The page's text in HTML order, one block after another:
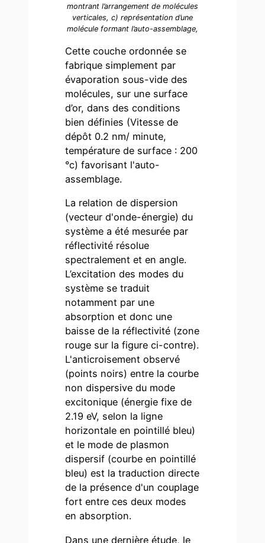
montrant l’arrangement de molécules
verticales, c) représentation d’une
molécule formant l’auto-assemblage,
Cette couche ordonnée se
fabrique simplement par
évaporation sous-vide des
molécules, sur une surface
d’or, dans des conditions
bien définies (Vitesse de
dépôt 0.2 nm/ minute,
température de surface : 200
°c) favorisant l'auto-
assemblage.
La relation de dispersion
(vecteur d'onde-énergie) du
système a été mesurée par
réflectivité résolue
spectralement et en angle.
L’excitation des modes du
système se traduit
notamment par une
absorption et donc une
baisse de la réflectivité (zone
rouge sur la figure ci-contre).
L'anticroisement observé
(points noirs) entre la courbe
non dispersive du mode
excitonique (énergie fixe de
2.19 eV, selon la ligne
horizontale en pointillé bleu)
et le mode de plasmon
dispersif (courbe en pointillé
bleu) est la traduction directe
de la présence d'un couplage
fort entre ces deux modes
en absorption.
Dans une dernière étude, le